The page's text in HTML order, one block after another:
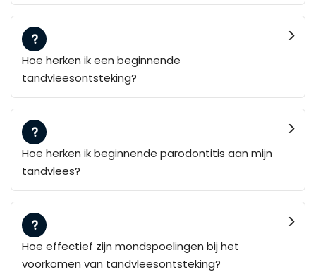
Hoe herken ik een beginnende
tandvleesontsteking?
Hoe herken ik beginnende parodontitis aan mijn
tandvlees?
Hoe effectief zijn mondspoelingen bij het
voorkomen van tandvleesontsteking?